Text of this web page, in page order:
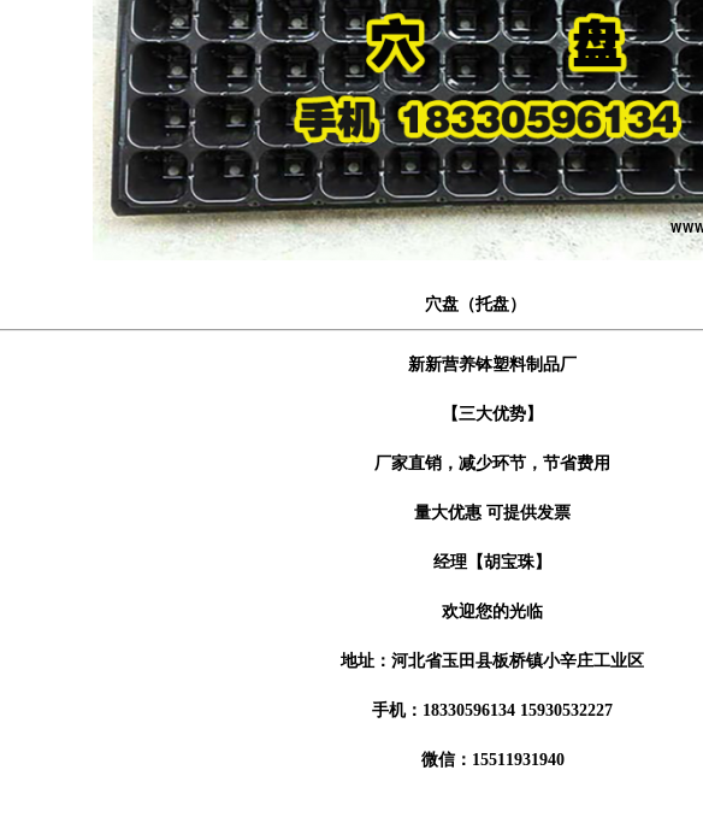
穴盘（托盘）
新新营养钵塑料制品厂
【三大优势】
厂家直销，减少环节，节省费用
量大优惠 可提供发票
经理【胡宝珠】
欢迎您的光临
地址：河北省玉田县板桥镇小辛庄工业区
手机：18330596134 15930532227
微信：15511931940